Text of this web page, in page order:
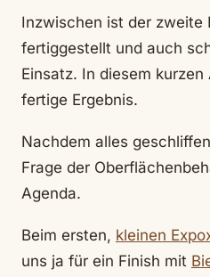
Inzwischen ist der zweite
fertiggestellt und auch
Einsatz. In diesem
fertige Ergebnis.
Nachdem alles
Frage der
Agenda.
Beim ersten, kleinen
uns ja für ein Finish mit